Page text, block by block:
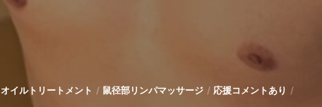
オイルトリートメント 鼠径部リンパマッサージ 応援コメントあり